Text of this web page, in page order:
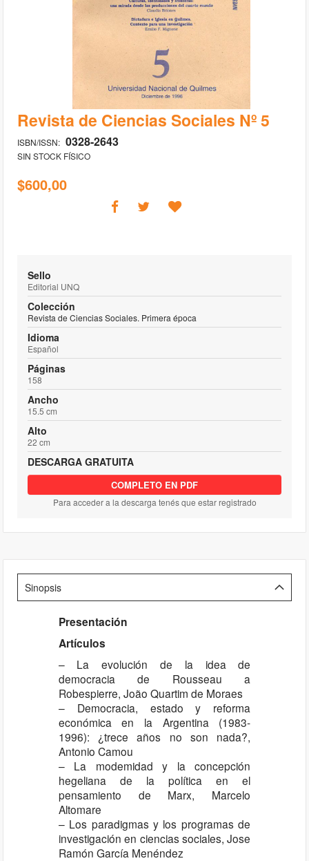
Saltar
al
de
la
de
imágenes
Revista de Ciencias Sociales Nº 5
ISBN/ISSN: 0328-2643
SIN STOCK FÍSICO
$600,00
Sello
Editorial UNQ
Colección
Revista de Ciencias Sociales. Primera época
Idioma
Español
Páginas
158
Ancho
15.5 cm
Alto
22 cm
DESCARGA GRATUITA
COMPLETO EN PDF
Para acceder a la descarga tenés que estar registrado
Sinopsis
Presentación
Artículos
– La evolución de la idea de
democracia de Rousseau a
Robespierre, João Quartim de Moraes
– Democracia, estado y reforma
económica en la Argentina (1983-
1996): ¿trece años no son nada?,
Antonio Camou
– La modemidad y la concepción
hegeliana de la política en el
pensamiento de Marx, Marcelo
Altomare
– Los paradigmas y los programas de
investigación en ciencias sociales, Jose
Ramón García Menéndez